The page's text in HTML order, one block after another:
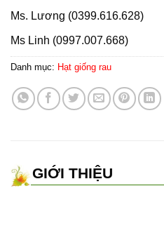
Ms. Lương (0399.616.628)
Ms Linh (0997.007.668)
Danh mục: Hạt giống rau
GIỚI THIỆU